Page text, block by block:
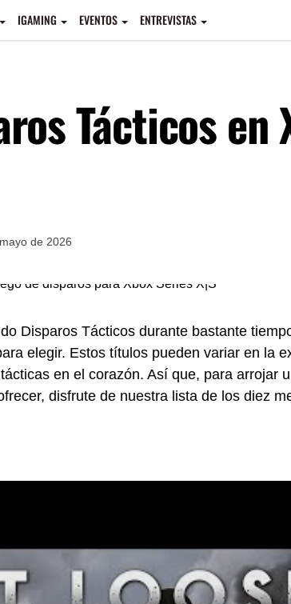
IGAMING EVENTOS ENTREVISTAS
Tácticos en
de 2026
Disparos Tácticos durante bastante
elegir. Estos títulos pueden variar en la
en el corazón. Así que, para arrojar
disfrute de nuestra lista de los diez